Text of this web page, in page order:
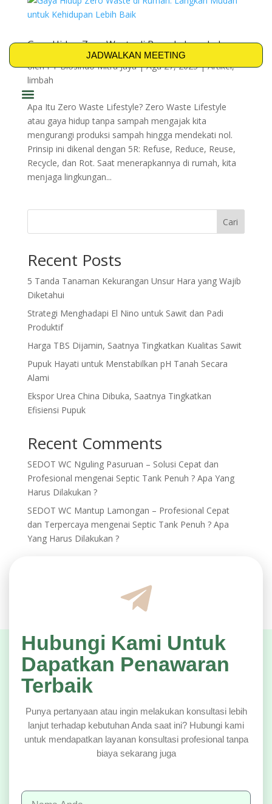
JADWALKAN MEETING
Gaya Hidup Zero Waste di Rumah: Langkah
Mudah untuk Kehidupan Lebih Baik
olehPT Biosindo Mitra Jaya|Agu 27, 2025|Artikel,
limbah
Apa Itu Zero Waste Lifestyle? Zero Waste Lifestyle
atau gaya hidup tanpa sampah mengajak kita
mengurangi produksi sampah hingga mendekati nol.
Prinsip ini dikenal dengan 5R: Refuse, Reduce, Reuse,
Recycle, dan Rot. Saat menerapkannya di rumah, kita
menjaga lingkungan...
Cari
Recent Posts
5 Tanda Tanaman Kekurangan Unsur Hara yang Wajib
Diketahui
Strategi Menghadapi El Nino untuk Sawit dan Padi
Produktif
Harga TBS Dijamin, Saatnya Tingkatkan Kualitas Sawit
Pupuk Hayati untuk Menstabilkan pH Tanah Secara
Alami
Ekspor Urea China Dibuka, Saatnya Tingkatkan
Efisiensi Pupuk
Recent Comments
SEDOT WC Nguling Pasuruan – Solusi Cepat dan
Profesional mengenai Septic Tank Penuh ? Apa Yang
Harus Dilakukan ?
SEDOT WC Mantup Lamongan – Profesional Cepat
dan Terpercaya mengenai Septic Tank Penuh ? Apa
Yang Harus Dilakukan ?
Hubungi Kami Untuk
Dapatkan Penawaran
Terbaik
Punya pertanyaan atau ingin melakukan konsultasi lebih
lanjut terhadap kebutuhan Anda saat ini? Hubungi kami
untuk mendapatkan layanan konsultasi profesional tanpa
biaya sekarang juga